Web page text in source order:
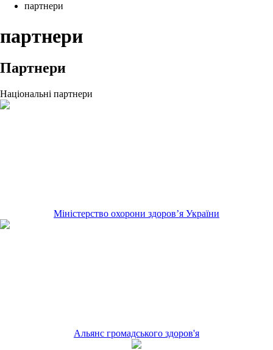
партнери
партнери
Партнери
Національні партнери
Міністерство охорони здоров’я України
Альянс громадського здоров'я